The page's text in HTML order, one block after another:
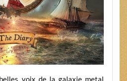
voix de la galaxie metal